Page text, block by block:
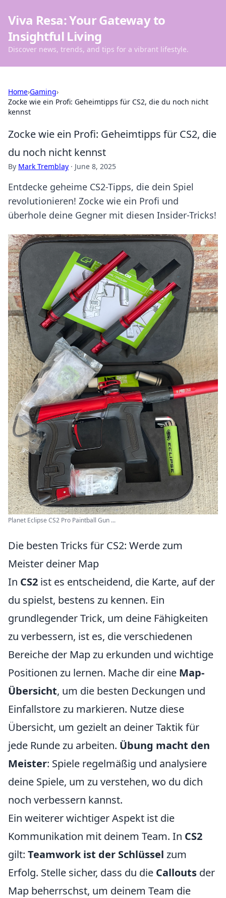
Viva Resa: Your Gateway to
Insightful Living
Discover news, trends, and tips for a vibrant lifestyle.
Home›Gaming›
Zocke wie ein Profi: Geheimtipps für CS2, die du noch nicht
kennst
Zocke wie ein Profi: Geheimtipps für CS2, die
du noch nicht kennst
By Mark Tremblay · June 8, 2025
Entdecke geheime CS2-Tipps, die dein Spiel
revolutionieren! Zocke wie ein Profi und
überhole deine Gegner mit diesen Insider-Tricks!
Planet Eclipse CS2 Pro Paintball Gun ...
Die besten Tricks für CS2: Werde zum
Meister deiner Map
In CS2 ist es entscheidend, die Karte, auf der
du spielst, bestens zu kennen. Ein
grundlegender Trick, um deine Fähigkeiten
zu verbessern, ist es, die verschiedenen
Bereiche der Map zu erkunden und wichtige
Positionen zu lernen. Mache dir eine Map-
Übersicht, um die besten Deckungen und
Einfallstore zu markieren. Nutze diese
Übersicht, um gezielt an deiner Taktik für
jede Runde zu arbeiten. Übung macht den
Meister: Spiele regelmäßig und analysiere
deine Spiele, um zu verstehen, wo du dich
noch verbessern kannst.
Ein weiterer wichtiger Aspekt ist die
Kommunikation mit deinem Team. In CS2
gilt: Teamwork ist der Schlüssel zum
Erfolg. Stelle sicher, dass du die Callouts der
Map beherrschst, um deinem Team die